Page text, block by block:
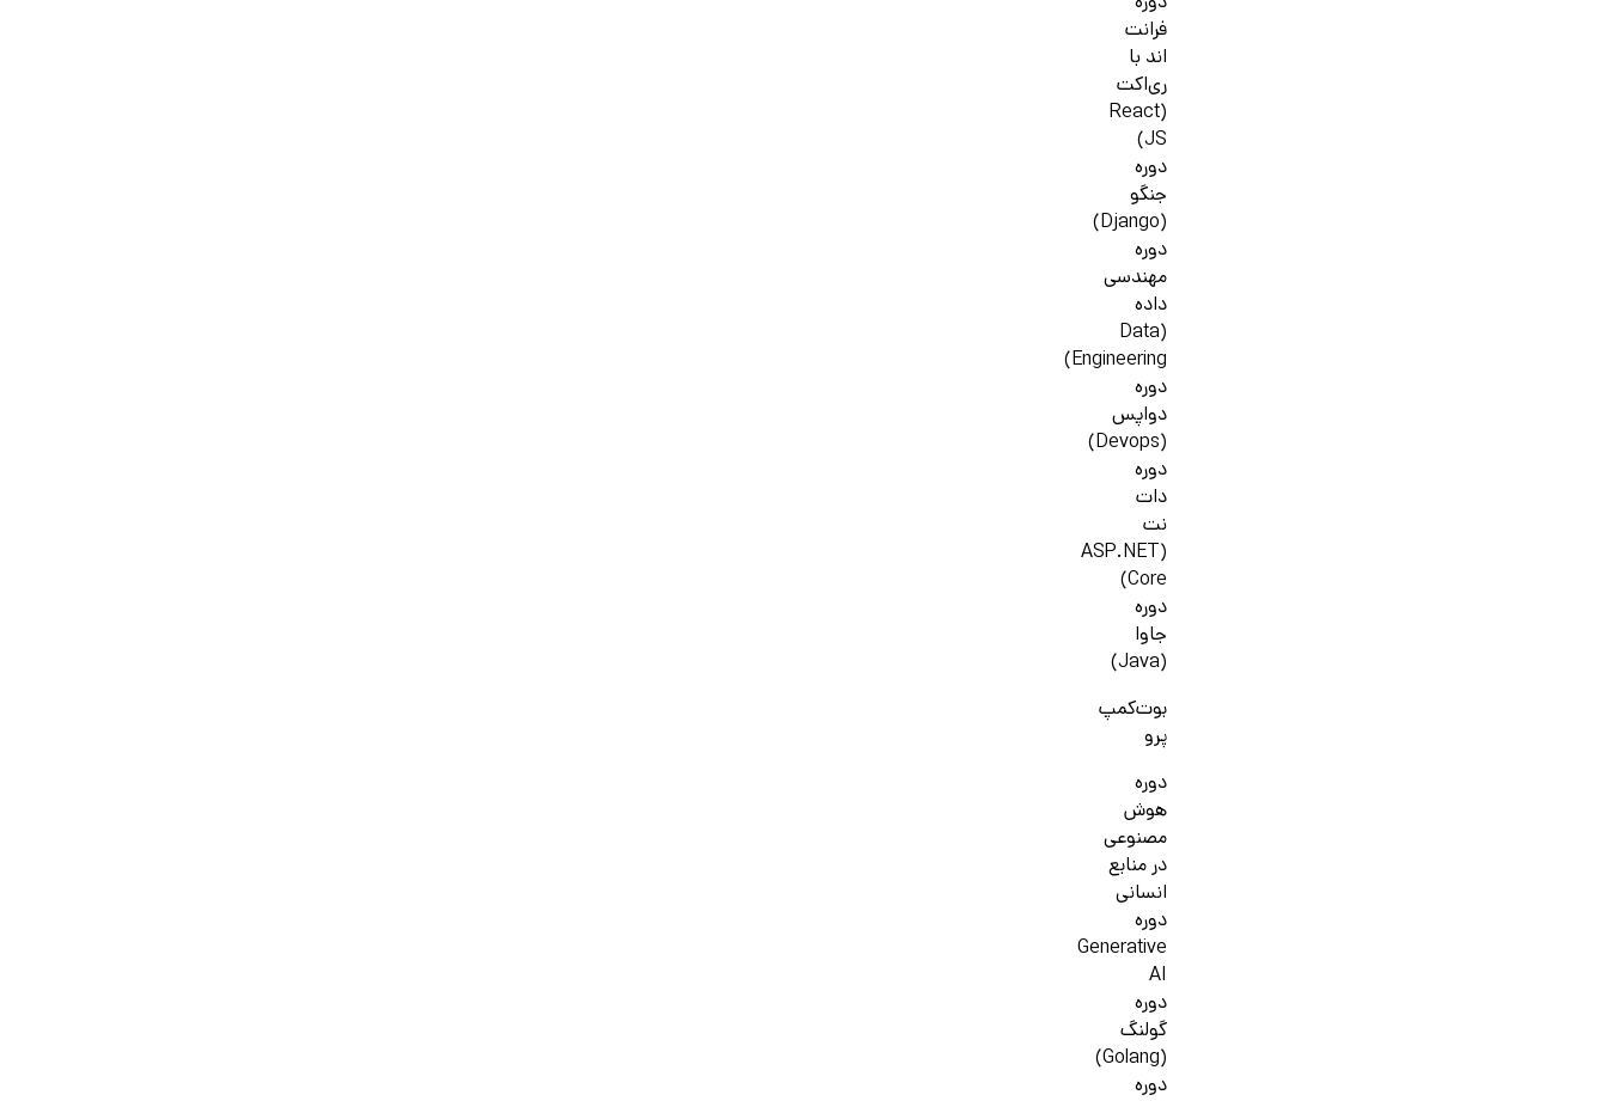
فرانت
اند با
ری‌اکت
(React
JS)
دوره
جنگو
(Django)
دوره
مهندسی
داده
(Data
Engineering)
دوره
دواپس
(Devops)
دوره
دات
نت
(ASP.NET
Core)
دوره
جاوا
(Java)
بوت‌کمپ
پرو
دوره
هوش
مصنوعی
در منابع
انسانی
دوره
Generative
AI
دوره
گولنگ
(Golang)
دوره